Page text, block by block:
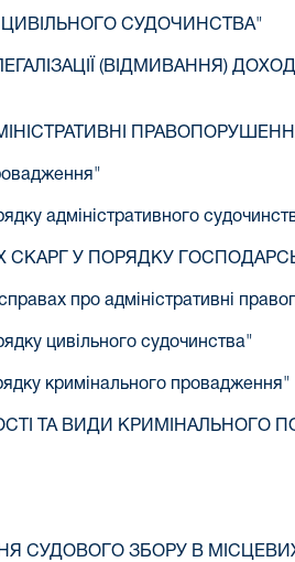
ЦИВІЛЬНОГО СУДОЧИНСТВА"
(ВІДМИВАННЯ)
адміністративного
СКАРГ У ПОРЯДКУ
про адміністративні
цивільного судочинства"
кримінального провадження"
ТА ВИДИ КРИМІНАЛЬНОГО
СУДОВОГО ЗБОРУ В